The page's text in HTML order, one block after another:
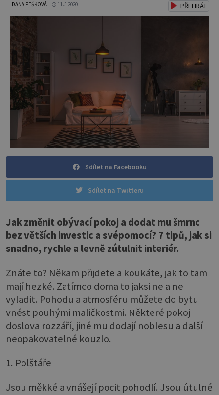
DANA PEŠKOVÁ 11.3.2020 PŘEHRÁT
Sdílet na Facebooku
Sdílet na Twitteru
Jak změnit obývací pokoj a dodat mu šmrnc
bez větších investic a svépomocí? 7 tipů, jak si
snadno, rychle a levně zútulnit interiér.
Znáte to? Někam přijdete a koukáte, jak to tam
mají hezké. Zatímco doma to jaksi ne a ne
vyladit. Pohodu a atmosféru můžete do bytu
vnést pouhými maličkostmi. Některé pokoj
doslova rozzáří, jiné mu dodají noblesu a další
neopakovatelné kouzlo.
1. Polštáře
Jsou měkké a vnášejí pocit pohodlí. Jsou útulné